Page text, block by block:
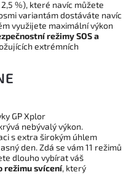
2,5 %), které navíc můžete
variantám dostáváte navíc
využijete maximální výkon
režimy SOS a
extrémních
GP Xplor
nebývalý výkon.
s extra širokým úhlem
den. Zdá se vám 11 režimů
dlouho vybírat váš
režimu svícení, který